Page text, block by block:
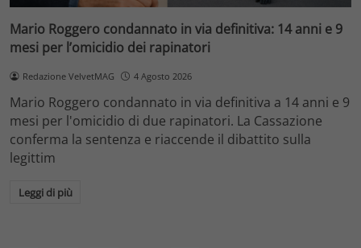
Mario Roggero condannato in via definitiva: 14 anni e 9
mesi per l’omicidio dei rapinatori
Redazione VelvetMAG 4 Agosto 2026
Mario Roggero condannato in via definitiva a 14 anni e 9
mesi per l'omicidio di due rapinatori. La Cassazione
conferma la sentenza e riaccende il dibattito sulla
legittim
Leggi di più